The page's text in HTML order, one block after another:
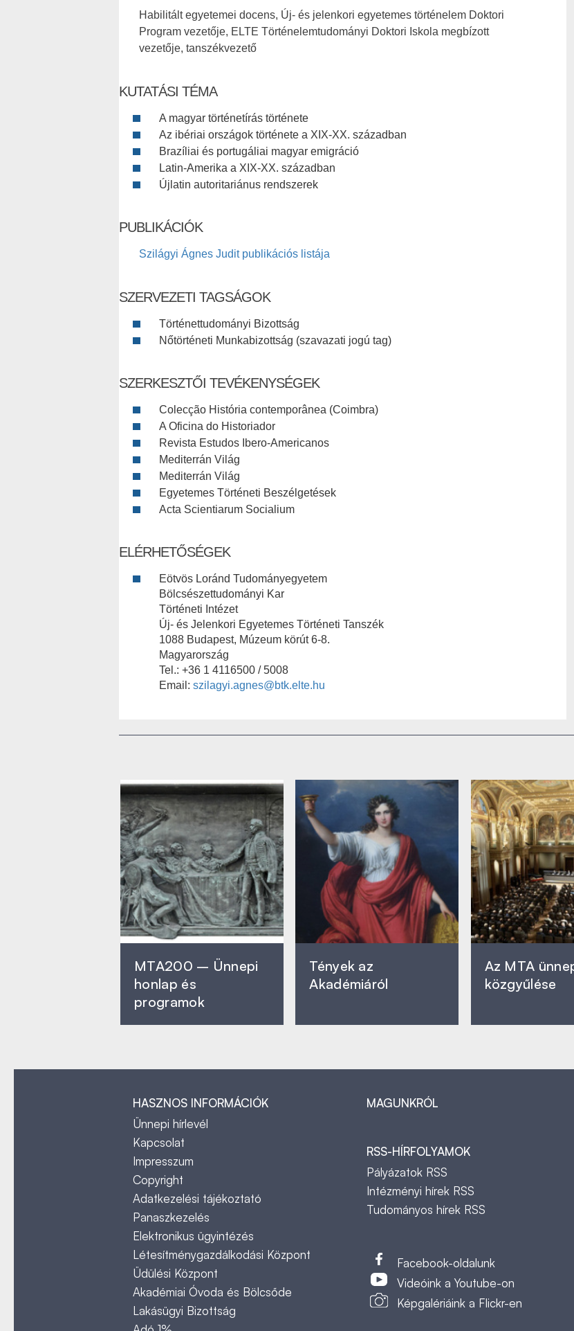
Habilitált egyetemei docens, Új- és jelenkori egyetemes történelem Doktori
Program vezetője, ELTE Történelemtudományi Doktori Iskola megbízott
vezetője, tanszékvezető
KUTATÁSI TÉMA
A magyar történetírás története
Az ibériai országok története a XIX-XX. században
Brazíliai és portugáliai magyar emigráció
Latin-Amerika a XIX-XX. században
Újlatin autoritariánus rendszerek
PUBLIKÁCIÓK
Szilágyi Ágnes Judit publikációs listája
SZERVEZETI TAGSÁGOK
Történettudományi Bizottság
Nőtörténeti Munkabizottság (szavazati jogú tag)
SZERKESZTŐI TEVÉKENYSÉGEK
Colecção História contemporânea (Coimbra)
A Oficina do Historiador
Revista Estudos Ibero-Americanos
Mediterrán Világ
Mediterrán Világ
Egyetemes Történeti Beszélgetések
Acta Scientiarum Socialium
ELÉRHETŐSÉGEK
Eötvös Loránd Tudományegyetem
Bölcsészettudományi Kar
Történeti Intézet
Új- és Jelenkori Egyetemes Történeti Tanszék
1088 Budapest, Múzeum körút 6-8.
Magyarország
Tel.: +36 1 4116500 / 5008
Email: szilagyi.agnes@btk.elte.hu
MTA200 – Ünnepi
honlap és
programok
Tények az
Akadémiáról
Az MTA
közgyűlése
HASZNOS INFORMÁCIÓK
Ünnepi hírlevél
Kapcsolat
Impresszum
Copyright
Adatkezelési tájékoztató
Panaszkezelés
Elektronikus ügyintézés
Létesítménygazdálkodási Központ
Üdülési Központ
Akadémiai Óvoda és Bölcsőde
Lakásügyi Bizottság
MAGUNKRÓL
RSS-HÍRFOLYAMOK
Pályázatok RSS
Intézményi hírek RSS
Tudományos hírek RSS
Facebook-oldalunk
Videóink a Youtube-on
Képgalériáink a Flickr-en